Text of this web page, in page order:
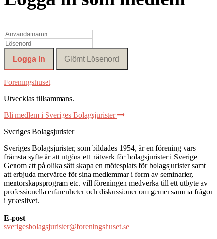
Föreningshuset
Utvecklas tillsammans.
Bli medlem i Sveriges Bolagsjurister
Sveriges Bolagsjurister
Sveriges Bolagsjurister, som bildades 1954, är en förening vars
främsta syfte är att utgöra ett nätverk för bolagsjurister i Sverige.
Genom att på olika sätt skapa en mötesplats för bolagsjurister samt
att erbjuda mervärde för sina medlemmar i form av seminarier,
mentorskapsprogram etc. vill föreningen medverka till ett utbyte av
professionella erfarenheter och diskussioner om gemensamma frågor
i yrkeslivet.
E-post
sverigesbolagsjurister@foreningshuset.se